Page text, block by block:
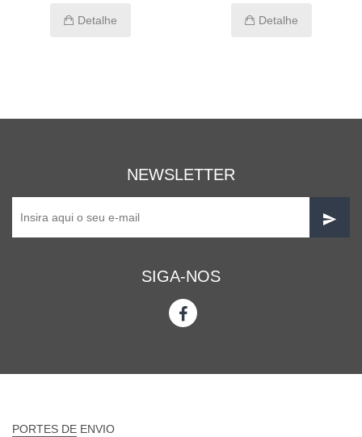
Detalhe Detalhe
NEWSLETTER
SIGA-NOS
PORTES DE ENVIO